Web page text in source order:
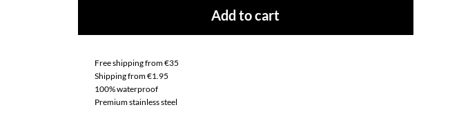
Add to cart
Free shipping from €35
Shipping from €1.95
100% waterproof
Premium stainless steel